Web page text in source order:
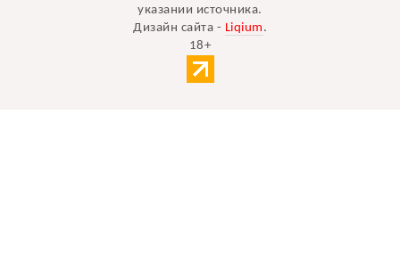
указании источника.
Дизайн сайта - Liqium .
18+